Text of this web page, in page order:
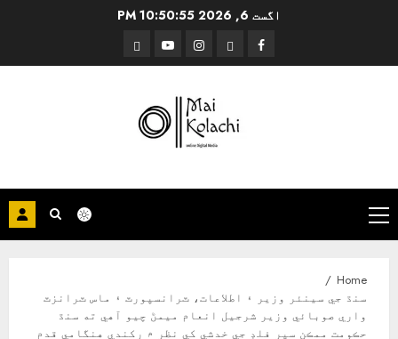
اگست 6, 2026 10:50:56 PM
Facebook
Instagram
YouTube
Threads
Primary
Menu
Home
سنڌ جي سينئر وزير ۽ اطلاعات، ٽرانسپورٽ ۽ ماس ٽرانزٽ
واري صوبائي وزير شرجيل انعام ميمڻ چيو آهي ته سنڌ
حڪومت ممڪن سپر فلڊ جي خدشي کي نظر ۾ رکندي هنگامي قدم